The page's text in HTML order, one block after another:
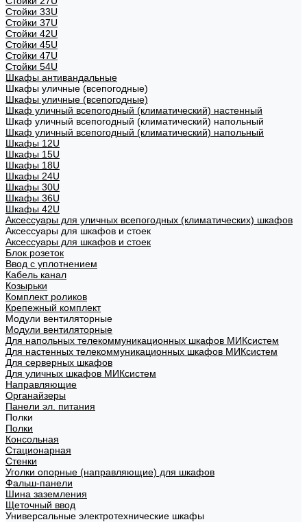
Стойки 33U
Стойки 37U
Стойки 42U
Стойки 45U
Стойки 47U
Стойки 54U
Шкафы антивандальные
Шкафы уличные (всепогодные)
Шкафы уличные (всепогодные)
Шкаф уличный всепогодный (климатический) настенный
Шкаф уличный всепогодный (климатический) напольный
Шкаф уличный всепогодный (климатический) напольный
Шкафы 12U
Шкафы 15U
Шкафы 18U
Шкафы 24U
Шкафы 30U
Шкафы 36U
Шкафы 42U
Аксессуары для уличных всепогодных (климатических) шкафов
Аксессуары для шкафов и стоек
Аксессуары для шкафов и стоек
Блок розеток
Ввод с уплотнением
Кабель канал
Козырьки
Комплект роликов
Крепежный комплект
Модули вентиляторные
Модули вентиляторные
Для напольных телекоммуникационных шкафов МИКсистем
Для настенных телекоммуникационных шкафов МИКсистем
Для серверных шкафов
Для уличных шкафов МИКсистем
Направляющие
Органайзеры
Панели эл. питания
Полки
Полки
Консольная
Стационарная
Стенки
Уголки опорные (направляющие) для шкафов
Фальш-панели
Шина заземления
Щеточный ввод
Универсальные электротехнические шкафы